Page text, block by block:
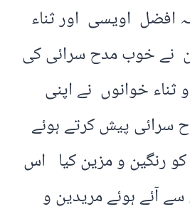
افضل اویسی اور ثناء
نے خوب مدح سرائی کی
ثناء خوانوں نے اپنی
سرائی پیش کرتے ہوئے
رنگین و مزین کیا اس
آئے ہوئے مریدین و